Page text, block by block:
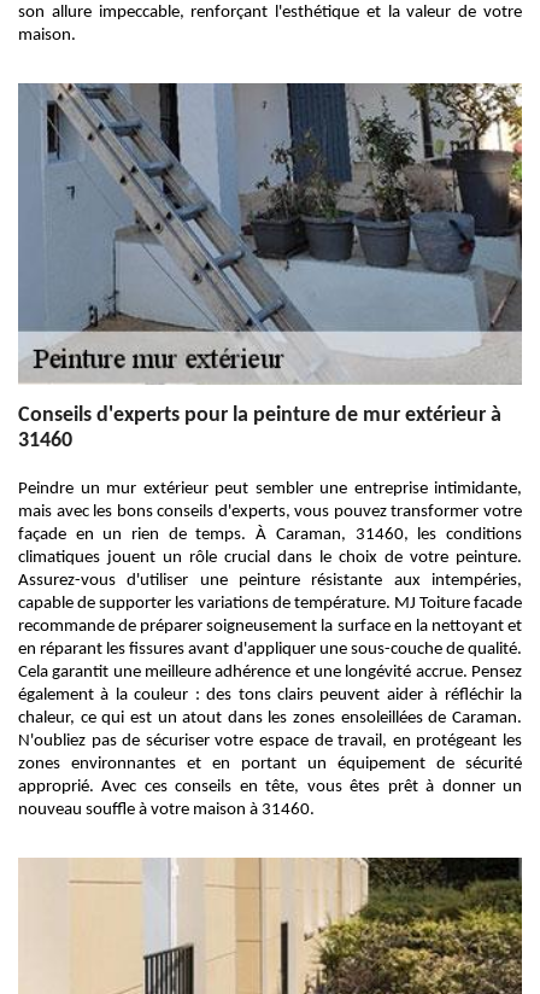
son allure impeccable, renforçant l'esthétique et la valeur de votre
maison.
Conseils d'experts pour la peinture de mur extérieur à
31460
Peindre un mur extérieur peut sembler une entreprise intimidante,
mais avec les bons conseils d'experts, vous pouvez transformer votre
façade en un rien de temps. À Caraman, 31460, les conditions
climatiques jouent un rôle crucial dans le choix de votre peinture.
Assurez-vous d'utiliser une peinture résistante aux intempéries,
capable de supporter les variations de température. MJ Toiture facade
recommande de préparer soigneusement la surface en la nettoyant et
en réparant les fissures avant d'appliquer une sous-couche de qualité.
Cela garantit une meilleure adhérence et une longévité accrue. Pensez
également à la couleur : des tons clairs peuvent aider à réfléchir la
chaleur, ce qui est un atout dans les zones ensoleillées de Caraman.
N'oubliez pas de sécuriser votre espace de travail, en protégeant les
zones environnantes et en portant un équipement de sécurité
approprié. Avec ces conseils en tête, vous êtes prêt à donner un
nouveau souffle à votre maison à 31460.